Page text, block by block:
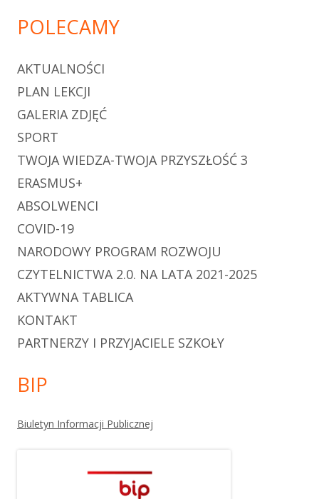
POLECAMY
AKTUALNOŚCI
PLAN LEKCJI
GALERIA ZDJĘĆ
SPORT
TWOJA WIEDZA-TWOJA PRZYSZŁOŚĆ 3
ERASMUS+
ABSOLWENCI
COVID-19
NARODOWY PROGRAM ROZWOJU
CZYTELNICTWA 2.0. NA LATA 2021-2025
AKTYWNA TABLICA
KONTAKT
PARTNERZY I PRZYJACIELE SZKOŁY
BIP
Biuletyn Informacji Publicznej